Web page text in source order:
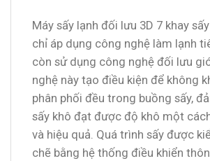
Máy sấy lạnh đối lưu 3D 7 khay
chỉ áp dụng công nghệ làm lạnh
còn sử dụng công nghệ đối lưu
nghệ này tạo điều kiện để không
phân phối đều trong buồng sấy,
sấy khô đạt được độ khô một
và hiệu quả. Quá trình sấy được
chẽ bằng hệ thống điều khiển